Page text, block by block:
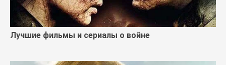
Лучшие фильмы и сериалы о войне